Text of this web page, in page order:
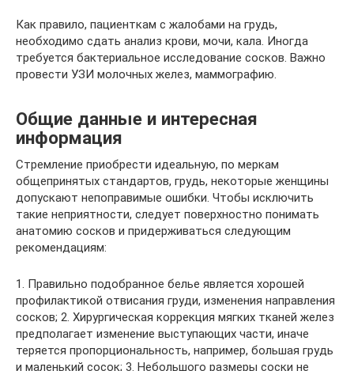
Как правило, пациенткам с жалобами на грудь,
необходимо сдать анализ крови, мочи, кала. Иногда
требуется бактериальное исследование сосков. Важно
провести УЗИ молочных желез, маммографию.
Общие данные и интересная
информация
Стремление приобрести идеальную, по меркам
общепринятых стандартов, грудь, некоторые женщины
допускают непоправимые ошибки. Чтобы исключить
такие неприятности, следует поверхностно понимать
анатомию сосков и придерживаться следующим
рекомендациям:
1. Правильно подобранное белье является хорошей
профилактикой отвисания груди, изменения направления
сосков; 2. Хирургическая коррекция мягких тканей желез
предполагает изменение выступающих части, иначе
теряется пропорциональность, например, большая грудь
и маленький сосок; 3. Небольшого размеры соски не